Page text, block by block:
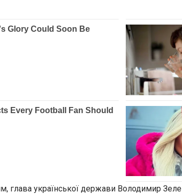
глава української держави Володимир